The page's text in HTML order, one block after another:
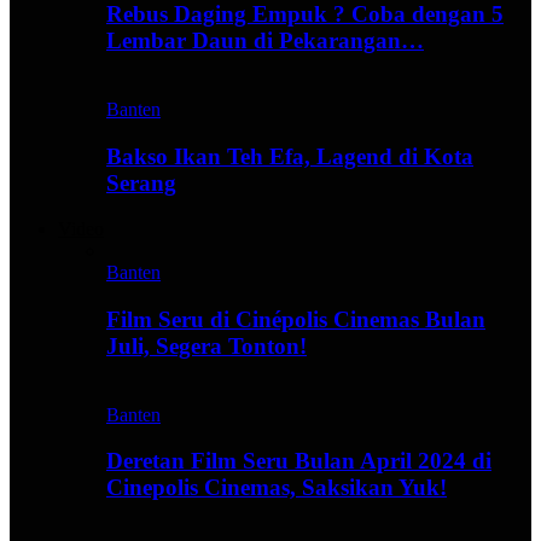
Rebus Daging Empuk ? Coba dengan 5
Lembar Daun di Pekarangan…
Banten
Bakso Ikan Teh Efa, Lagend di Kota
Serang
Banten
Film Seru di Cinépolis Cinemas Bulan
Juli, Segera Tonton!
Banten
Deretan Film Seru Bulan April 2024 di
Cinepolis Cinemas, Saksikan Yuk!